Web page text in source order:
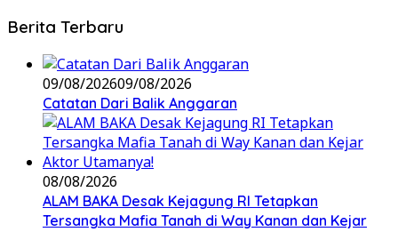
Berita Terbaru
09/08/202609/08/2026
Catatan Dari Balik Anggaran
08/08/2026
ALAM BAKA Desak Kejagung RI Tetapkan
Tersangka Mafia Tanah di Way Kanan dan Kejar